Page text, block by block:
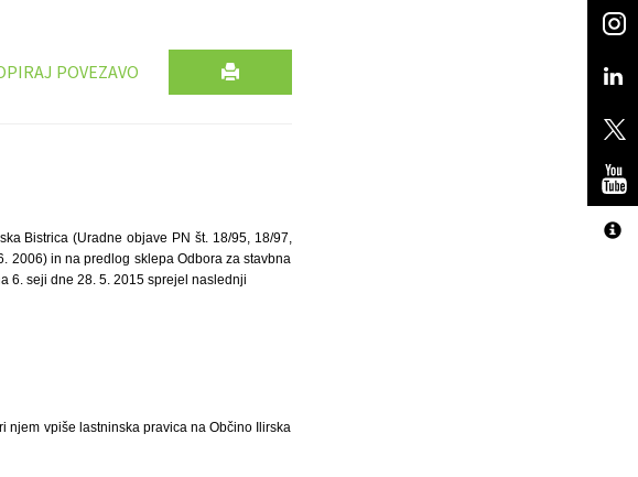
POVEZAVO
Bistrica (Uradne objave PN št. 18/95, 18/97,
2006) in na predlog sklepa Odbora za stavbna
6. seji dne 28. 5. 2015 sprejel naslednji
njem vpiše lastninska pravica na Občino Ilirska